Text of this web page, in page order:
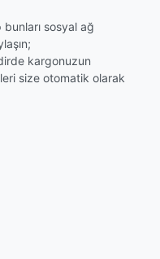
bunları sosyal ağ
kargonuzun
size otomatik olarak